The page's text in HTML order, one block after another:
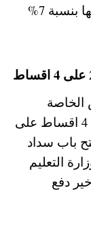
اللغات والمدارس الدولية في مصر على 4 اقساط على
باب سداد
وزارة التعليم
دفع